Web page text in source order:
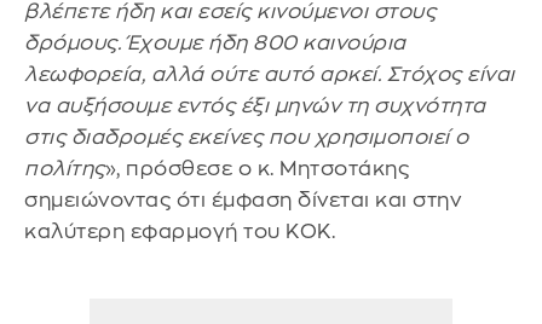
βλέπετε ήδη και εσείς κινούμενοι στους
δρόμους. Έχουμε ήδη 800 καινούρια
λεωφορεία, αλλά ούτε αυτό αρκεί. Στόχος είναι
να αυξήσουμε εντός έξι μηνών τη συχνότητα
στις διαδρομές εκείνες που χρησιμοποιεί ο
πολίτης», πρόσθεσε ο κ. Μητσοτάκης
σημειώνοντας ότι έμφαση δίνεται και στην
καλύτερη εφαρμογή του ΚΟΚ.